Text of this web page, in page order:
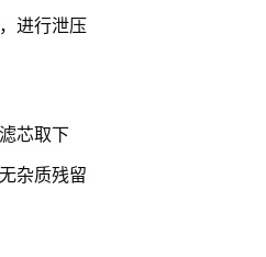
进行泄压
芯取下
杂质残留